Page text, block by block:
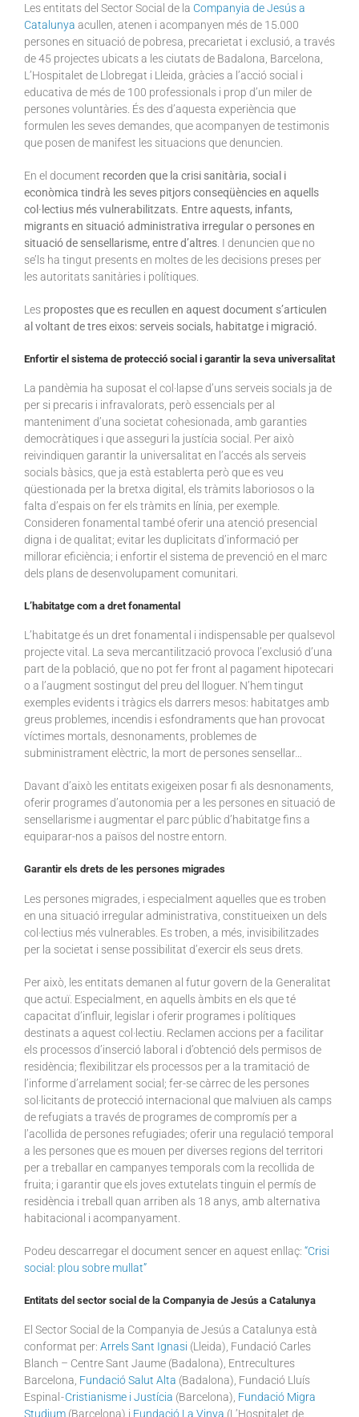
Les entitats del Sector Social de la Companyia de Jesús a
Catalunya acullen, atenen i acompanyen més de 15.000
persones en situació de pobresa, precarietat i exclusió, a través
de 45 projectes ubicats a les ciutats de Badalona, Barcelona,
L’Hospitalet de Llobregat i Lleida, gràcies a l’acció social i
educativa de més de 100 professionals i prop d’un miler de
persones voluntàries. És des d’aquesta experiència que
formulen les seves demandes, que acompanyen de testimonis
que posen de manifest les situacions que denuncien.
En el document recorden que la crisi sanitària, social i
econòmica tindrà les seves pitjors conseqüències en aquells
col·lectius més vulnerabilitzats. Entre aquests, infants,
migrants en situació administrativa irregular o persones en
situació de sensellarisme, entre d’altres . I denuncien que no
se’ls ha tingut presents en moltes de les decisions preses per
les autoritats sanitàries i polítiques.
Les propostes que es recullen en aquest document s’articulen
al voltant de tres eixos: serveis socials, habitatge i migració.
Enfortir el sistema de protecció social i garantir la seva universalitat
La pandèmia ha suposat el col·lapse d’uns serveis socials ja de
per si precaris i infravalorats, però essencials per al
manteniment d’una societat cohesionada, amb garanties
democràtiques i que asseguri la justícia social. Per això
reivindiquen garantir la universalitat en l’accés als serveis
socials bàsics, que ja està establerta però que es veu
qüestionada per la bretxa digital, els tràmits laboriosos o la
falta d’espais on fer els tràmits en línia, per exemple.
Consideren fonamental també oferir una atenció presencial
digna i de qualitat; evitar les duplicitats d’informació per
millorar eficiència; i enfortir el sistema de prevenció en el marc
dels plans de desenvolupament comunitari.
L’habitatge com a dret fonamental
L’habitatge és un dret fonamental i indispensable per qualsevol
projecte vital. La seva mercantilització provoca l’exclusió d’una
part de la població, que no pot fer front al pagament hipotecari
o a l’augment sostingut del preu del lloguer. N’hem tingut
exemples evidents i tràgics els darrers mesos: habitatges amb
greus problemes, incendis i esfondraments que han provocat
víctimes mortals, desnonaments, problemes de
subministrament elèctric, la mort de persones sensellar…
Davant d’això les entitats exigeixen posar fi als desnonaments,
oferir programes d’autonomia per a les persones en situació de
sensellarisme i augmentar el parc públic d’habitatge fins a
equiparar-nos a països del nostre entorn.
Garantir els drets de les persones migrades
Les persones migrades, i especialment aquelles que es troben
en una situació irregular administrativa, constitueixen un dels
col·lectius més vulnerables. Es troben, a més, invisibilitzades
per la societat i sense possibilitat d’exercir els seus drets.
Per això, les entitats demanen al futur govern de la Generalitat
que actuï. Especialment, en aquells àmbits en els que té
capacitat d’influir, legislar i oferir programes i polítiques
destinats a aquest col·lectiu. Reclamen accions per a facilitar
els processos d’inserció laboral i d’obtenció dels permisos de
residència; flexibilitzar els processos per a la tramitació de
l’informe d’arrelament social; fer-se càrrec de les persones
sol·licitants de protecció internacional que malviuen als camps
de refugiats a través de programes de compromís per a
l’acollida de persones refugiades; oferir una regulació temporal
a les persones que es mouen per diverses regions del territori
per a treballar en campanyes temporals com la recollida de
fruita; i garantir que els joves extutelats tinguin el permís de
residència i treball quan arriben als 18 anys, amb alternativa
habitacional i acompanyament.
Podeu descarregar el document sencer en aquest enllaç: “Crisi
social: plou sobre mullat”
Entitats del sector social de la Companyia de Jesús a Catalunya
El Sector Social de la Companyia de Jesús a Catalunya està
conformat per: Arrels Sant Ignasi (Lleida), Fundació Carles
Blanch – Centre Sant Jaume (Badalona), Entrecultures
Barcelona, Fundació Salut Alta (Badalona), Fundació Lluís
Espinal -Cristianisme i Justícia (Barcelona), Fundació Migra
Studium (Barcelona) i Fundació La Vinya (L’Hospitalet de